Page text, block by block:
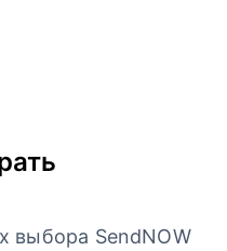
выбора SendNOW